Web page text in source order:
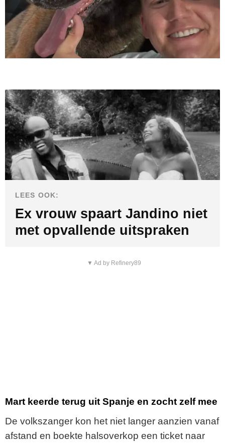
LEES OOK:
Ex vrouw spaart Jandino niet
met opvallende uitspraken
▼ Ad by Refinery89
Mart keerde terug uit Spanje en zocht zelf mee
De volkszanger kon het niet langer aanzien vanaf
afstand en boekte halsoverkop een ticket naar